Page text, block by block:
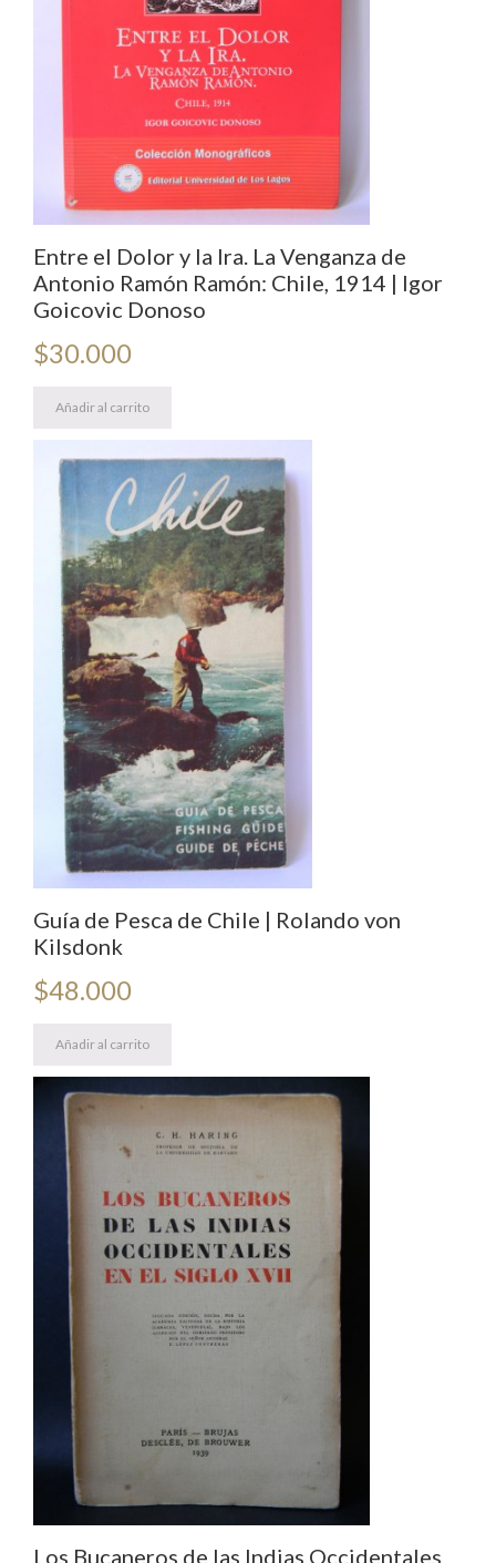
Entre el Dolor y la Ira. La Venganza de
Antonio Ramón Ramón: Chile, 1914 | Igor
Goicovic Donoso
$30.000
Añadir al carrito
Guía de Pesca de Chile | Rolando von
Kilsdonk
$48.000
Añadir al carrito
Los Bucaneros de las Indias Occidentales